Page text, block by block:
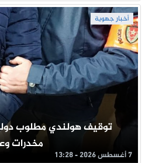
أخبار جهوية
توقيف هولندي مطلوب
مخدرات
7 أغسطس 2026 - 13:28